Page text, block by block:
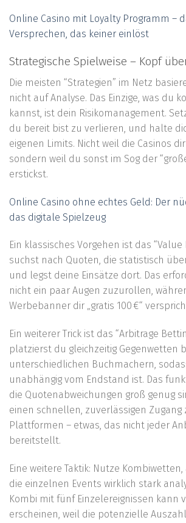
Online Casino mit Loyalty Programm –
Versprechen, das keiner einlöst
Strategische Spielweise – Kopf
Die meisten “Strategien” im Netz
nicht auf Analyse. Das Einzige, was du
kannst, ist dein Risikomanagement.
du bereit bist zu verlieren, und halte
eigenen Limits. Nicht weil die Casinos dir
sondern weil du sonst im Sog der
erstickst.
Online Casino ohne echtes Geld: Der
das digitale Spielzeug
Ein klassisches Vorgehen ist das “Value
suchst nach Quoten, die statistisch
und legst deine Einsätze dort. Das
nicht ein paar Augen zuzurollen,
Werbebanner dir „gratis 100 €“
Ein weiterer Trick ist das “Arbitrage
platzierst du gleichzeitig Gegenwetten
unterschiedlichen Buchmachern,
unabhängig vom Endstand ist. Das
die Quotenabweichungen groß genug
einen schnellen, zuverlässigen Zugang
Plattformen – etwas, das nicht jeder
bereitstellt.
Eine weitere Taktik: Nutze
die einzelnen Events wirklich stark
Kombi mit fünf Einzelereignissen kann
erscheinen, weil die potenzielle